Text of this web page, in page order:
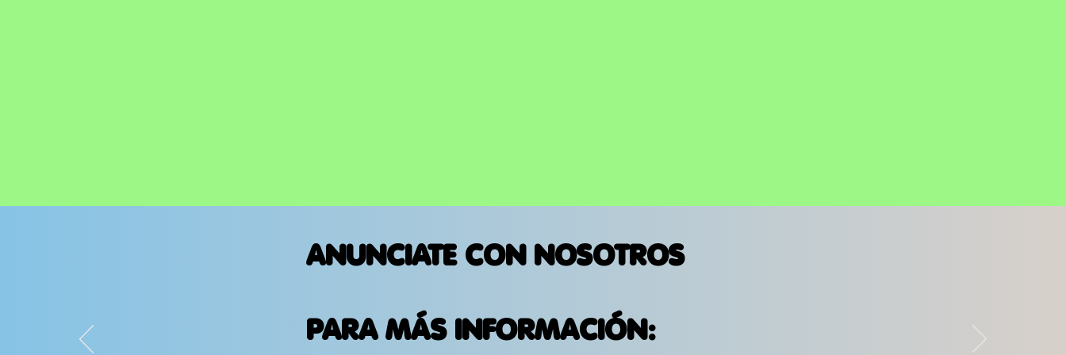
ANUNCIATE CON NOSOTROS
PARA MÁS INFORMACIÓN: